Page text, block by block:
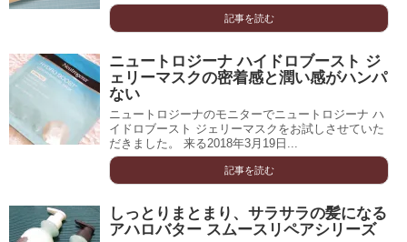
記事を読む
ニュートロジーナ ハイドロブースト ジ
ェリーマスクの密着感と潤い感がハンパ
ない
ニュートロジーナのモニターでニュートロジーナ ハ
イドロブースト ジェリーマスクをお試しさせていた
だきました。 来る2018年3月19日...
記事を読む
しっとりまとまり、サラサラの髪になる
アハロバター スムースリペアシリーズ